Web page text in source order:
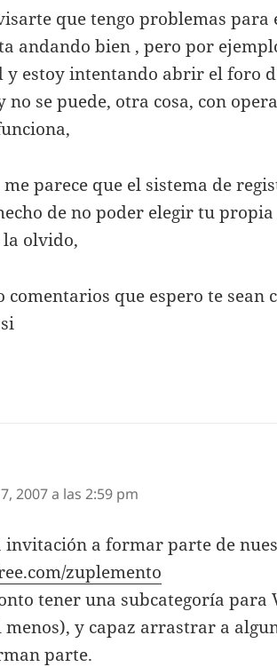
que tengo problemas para
andando bien , pero por
y estoy intentando abrir el foro
se puede, otra cosa, con
parece que el sistema de
de no poder elegir tu
olvido,
comentarios que espero te sean
2007 a las 2:59 pm
invitación a formar parte de
zuplemento
tener una subcategoría para
menos), y capaz arrastrar a
parte.